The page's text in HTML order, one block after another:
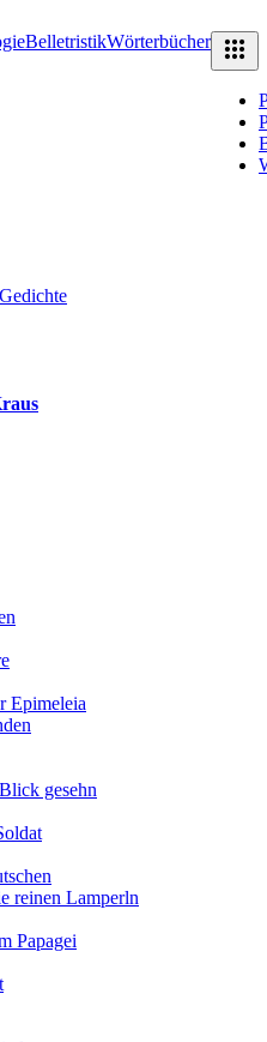
BelletristikWörterbücher
Gedichte
Epimeleia
gesehn
reinen Lamperln
Papagei